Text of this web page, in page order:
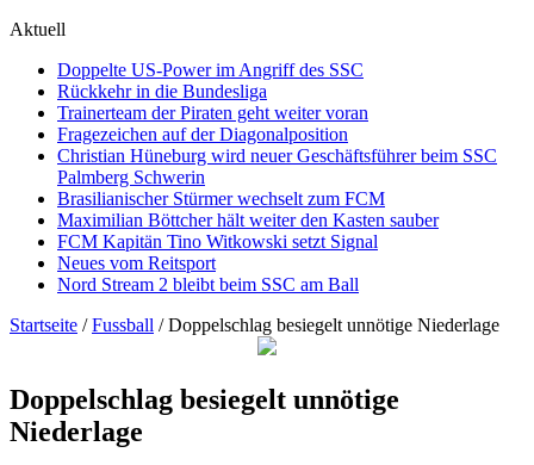
Aktuell
Doppelte US-Power im Angriff des SSC
Rückkehr in die Bundesliga
Trainerteam der Piraten geht weiter voran
Fragezeichen auf der Diagonalposition
Christian Hüneburg wird neuer Geschäftsführer beim SSC
Palmberg Schwerin
Brasilianischer Stürmer wechselt zum FCM
Maximilian Böttcher hält weiter den Kasten sauber
FCM Kapitän Tino Witkowski setzt Signal
Neues vom Reitsport
Nord Stream 2 bleibt beim SSC am Ball
Startseite / Fussball / Doppelschlag besiegelt unnötige Niederlage
Doppelschlag besiegelt unnötige
Niederlage